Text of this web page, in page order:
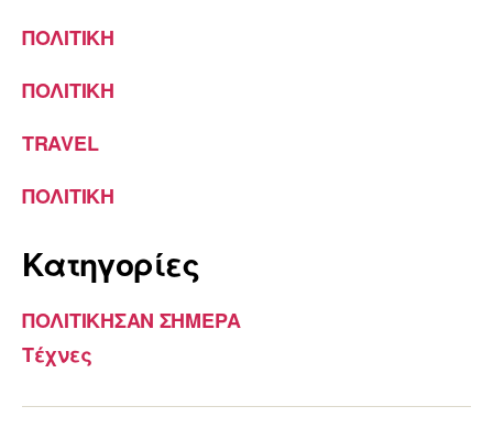
ΠΟΛΙΤΙΚΗ
ΠΟΛΙΤΙΚΗ
TRAVEL
ΠΟΛΙΤΙΚΗ
Kατηγορίες
ΠΟΛΙΤΙΚΗΣΑΝ ΣΗΜΕΡΑ
Τέχνες